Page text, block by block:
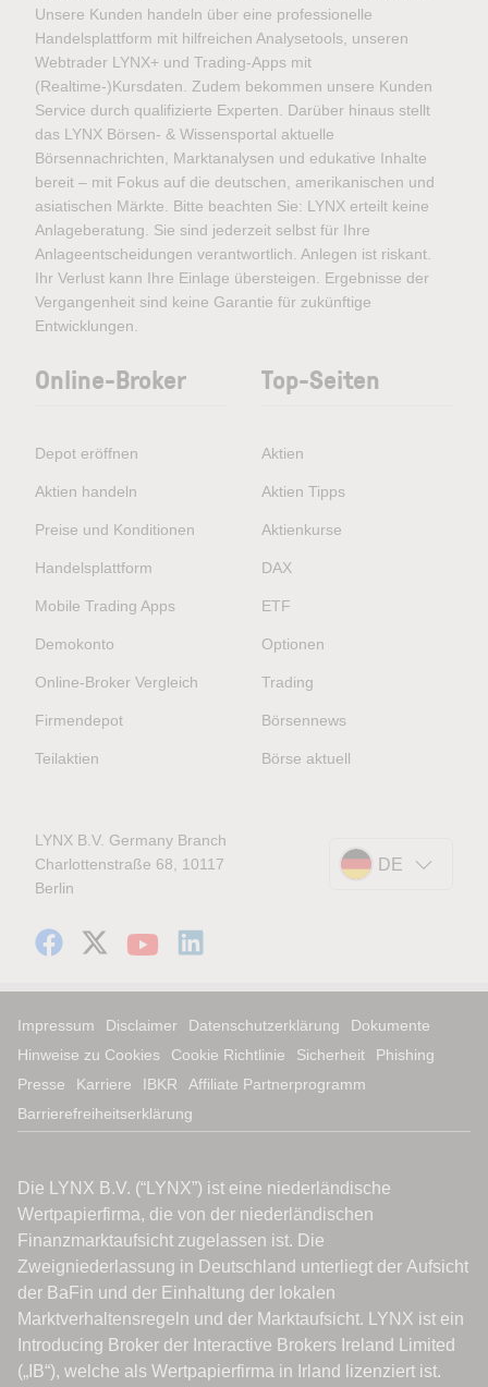
Unsere Kunden handeln über eine professionelle
Handelsplattform mit hilfreichen Analysetools, unseren
Webtrader LYNX+ und Trading-Apps mit
(Realtime-)Kursdaten. Zudem bekommen unsere Kunden
Service durch qualifizierte Experten. Darüber hinaus stellt
das LYNX Börsen- & Wissensportal aktuelle
Börsennachrichten, Marktanalysen und edukative Inhalte
bereit – mit Fokus auf die deutschen, amerikanischen und
asiatischen Märkte. Bitte beachten Sie: LYNX erteilt keine
Anlageberatung. Sie sind jederzeit selbst für Ihre
Anlageentscheidungen verantwortlich. Anlegen ist riskant.
Ihr Verlust kann Ihre Einlage übersteigen. Ergebnisse der
Vergangenheit sind keine Garantie für zukünftige
Entwicklungen.
Online-Broker
Depot eröffnen
Aktien handeln
Preise und Konditionen
Handelsplattform
Mobile Trading Apps
Demokonto
Online-Broker Vergleich
Firmendepot
Teilaktien
Top-Seiten
Aktien
Aktien Tipps
Aktienkurse
DAX
ETF
Optionen
Trading
Börsennews
Börse aktuell
LYNX B.V. Germany Branch
Charlottenstraße 68, 10117
Berlin
DE
Impressum Disclaimer Datenschutzerklärung
Dokumente
Hinweise zu Cookies
Cookie Richtlinie Sicherheit
Phishing
Presse
Karriere IBKR
Affiliate Partnerprogramm
Barrierefreiheitserklärung